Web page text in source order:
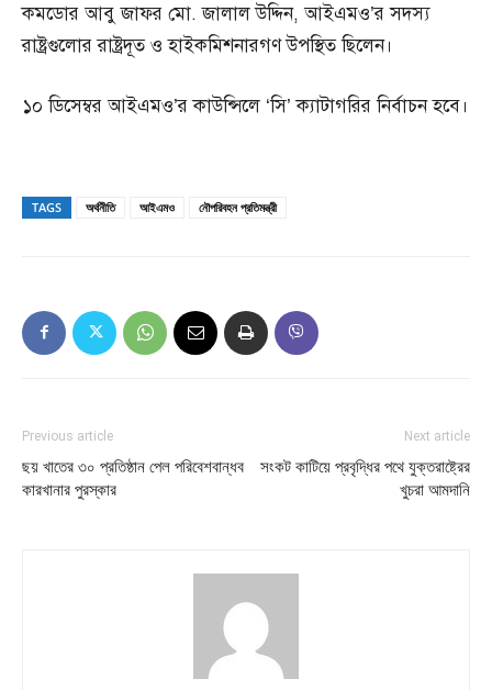
কমডোর আবু জাফর মো. জালাল উদ্দিন, আইএমও’র সদস্য
রাষ্ট্রগুলোর রাষ্ট্রদূত ও হাইকমিশনারগণ উপস্থিত ছিলেন।
১০ ডিসেম্বর আইএমও’র কাউন্সিলে ‘সি’ ক্যাটাগরির নির্বাচন হবে।
TAGS অর্থনীতি আইএমও নৌপরিবহন প্রতিমন্ত্রী
Previous article
ছয় খাতের ৩০ প্রতিষ্ঠান পেল পরিবেশবান্ধব
কারখানার পুরস্কার
Next article
সংকট কাটিয়ে প্রবৃদ্ধির পথে যুক্তরাষ্ট্রের
খুচরা আমদানি